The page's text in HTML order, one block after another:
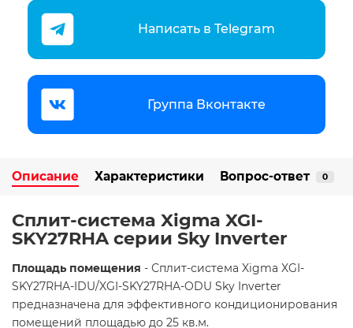
Написать в Telegram
Группа Вконтакте
Описание Характеристики Вопрос-ответ 0
Сплит-система Xigma XGI-
SKY27RHA серии Sky Inverter
Площадь помещения - Сплит-система Xigma XGI-
SKY27RHA-IDU/XGI-SKY27RHA-ODU Sky Inverter
предназначена для эффективного кондиционирования
помещений площадью до 25 кв.м.